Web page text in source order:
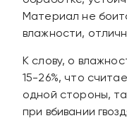
Материал не
влажности,
К слову, о
15-26%, что
одной стороны,
при вбивании